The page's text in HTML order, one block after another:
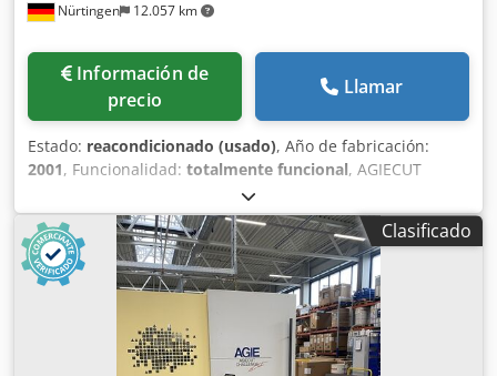
Nürtingen 12.057 km
Información de
precio
Llamar
Estado: reacondicionado (usado), Año de fabricación:
2001, Funcionalidad: totalmente funcional, AGIECUT
Excellence 3 Año de fabricación: 2001 Recorridos: X= 500
mm, Y= 350 mm, Z= 256 mm Recorridos de los ejes U/V: +/-
70 mm Conicidad máxima: 30° a 100 mm de altura
Dimensiones máximas de la pieza: 1050 x 650 x 250 mm
Peso máximo de la pieza: 400/800 kg Calidad superficial
alcanzable: Ra: 0,10 µm Diámetros de hilo disponibles:
0,10 – 0,33 mm Máquina de corte por hilo sumergida con
enhebrado automático de hilo Con depósito de descenso
Clasificado